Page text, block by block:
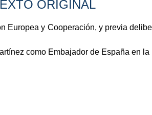
ORIGINAL
Europea y Cooperación, y previa
como Embajador de España en